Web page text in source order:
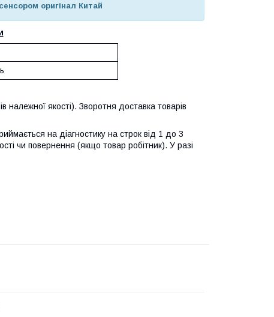
оригінал Китай
якості). Зворотня доставка товарів
на діагностику на строк від 1 до 3
чи повернення (якщо товар робітник). У разі